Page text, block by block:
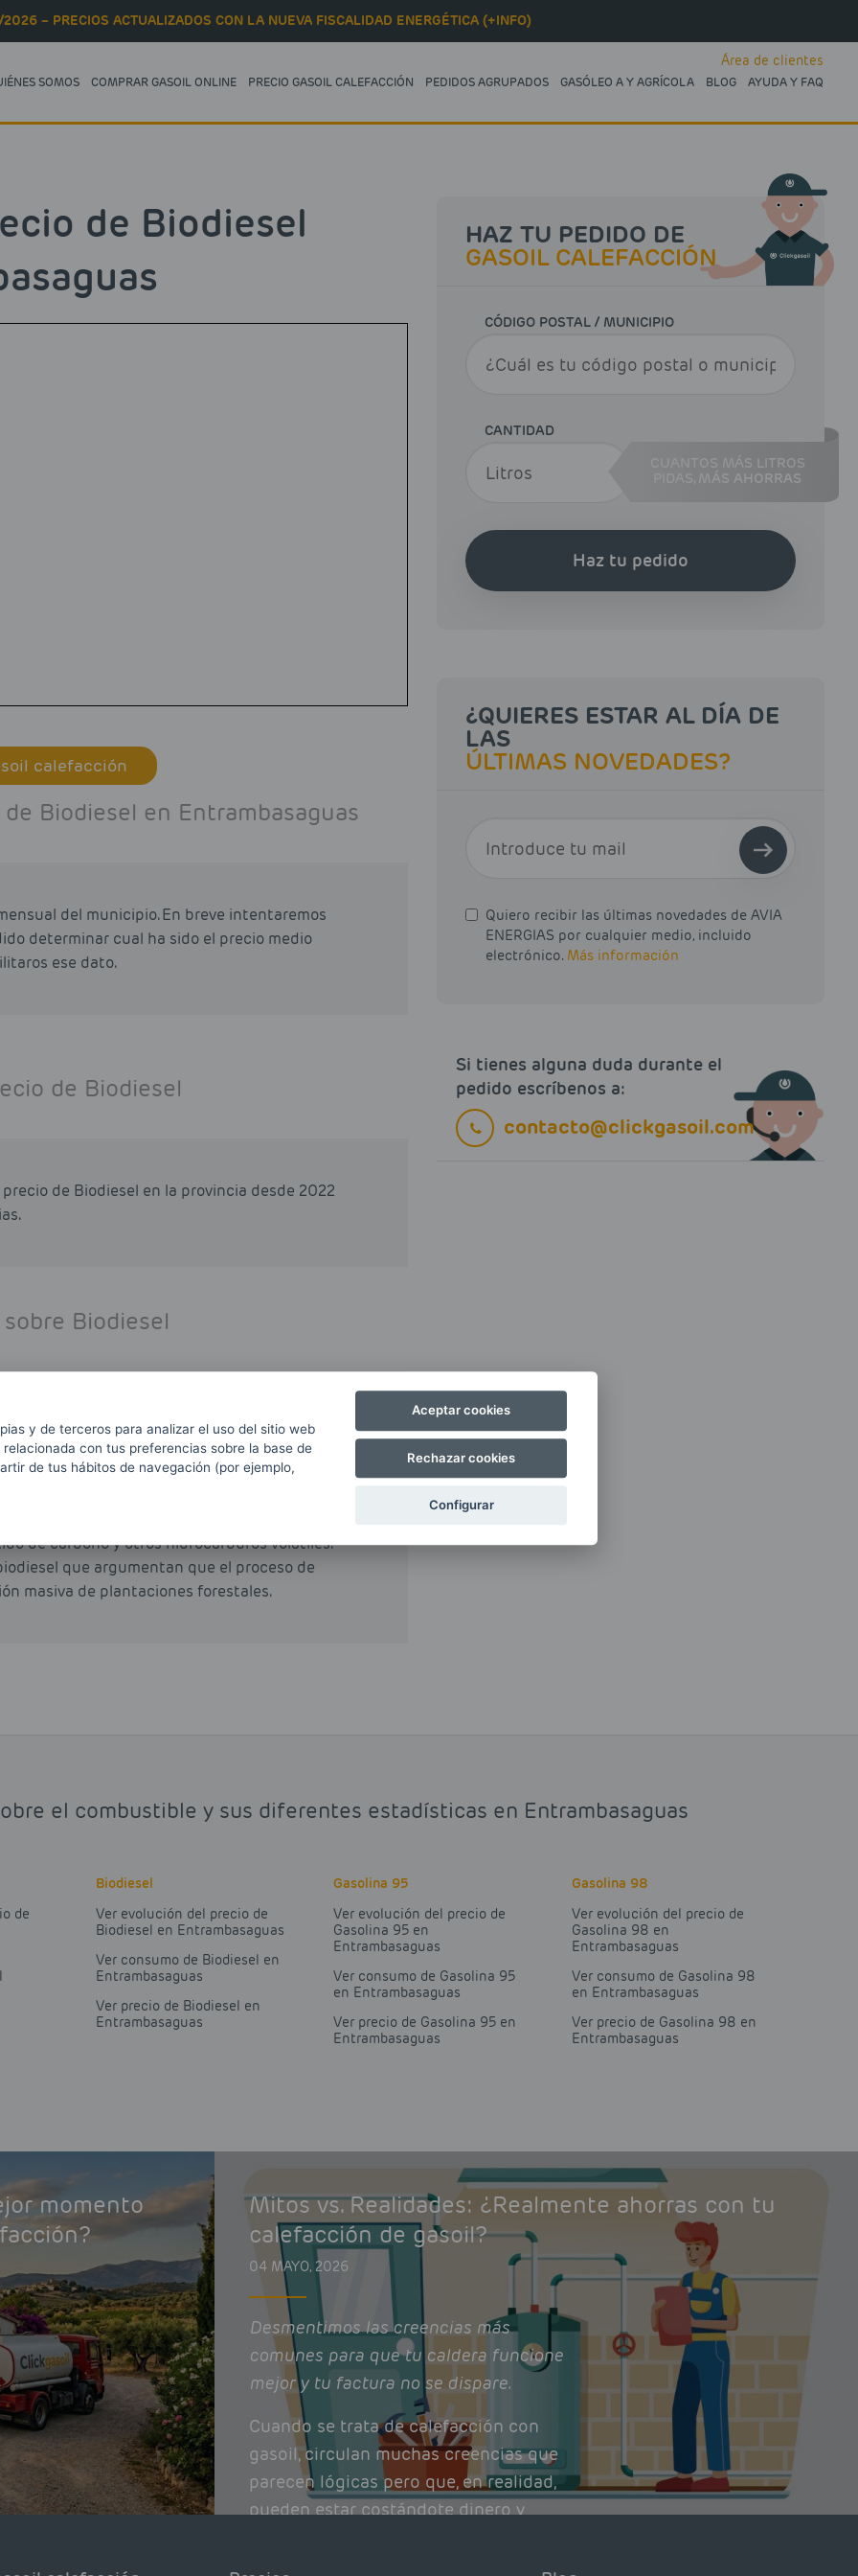
– PRECIOS ACTUALIZADOS CON LA NUEVA FISCALIDAD ENERGÉTICA (+INFO)
SOMOS COMPRAR GASOIL ONLINE PRECIO GASOIL CALEFACCIÓN PEDIDOS AGRUPADOS GASÓLEO A Y AGRÍCOLA BLOG AYUDA Y FAQ
Área de clientes
de Biodiesel
calefacción
Biodiesel en Entrambasaguas
del municipio. En breve intentaremos
determinar cual ha sido el precio medio
ese dato.
de Biodiesel
de Biodiesel en la provincia desde 2022
Biodiesel
de grasas naturales como grasas animales o
industriales de esterificación y
total del petrodiésel o gasóleo obtenido a
de forma muy notable las emisiones
de carbono y otros hidrocarburos volátiles.
que argumentan que el proceso de
masiva de plantaciones forestales.
HAZ TU PEDIDO DE
GASOIL CALEFACCIÓN
CÓDIGO POSTAL / MUNICIPIO
CANTIDAD
CUANTOS MÁS LITROS
MÁS AHORRAS
Haz tu pedido
¿QUIERES ESTAR AL DÍA DE
LAS
ÚLTIMAS NOVEDADES?
Quiero recibir las últimas novedades de AVIA
ENERGIAS por cualquier medio, incluido
electrónico. Más información
Si tienes alguna duda durante el
pedido escríbenos a:
contacto@clickgasoil.com
el combustible y sus diferentes estadísticas en Entrambasaguas
de
Biodiesel
Ver evolución del precio de
Biodiesel en Entrambasaguas
Ver consumo de Biodiesel en
Entrambasaguas
Ver precio de Biodiesel en
Entrambasaguas
Gasolina 95
Ver evolución del precio de
Gasolina 95 en
Entrambasaguas
Ver consumo de Gasolina 95
en Entrambasaguas
Ver precio de Gasolina 95 en
Entrambasaguas
Gasolina 98
Ver evolución del precio de
Gasolina 98 en
Entrambasaguas
Ver consumo de Gasolina 98
en Entrambasaguas
Ver precio de Gasolina 98 en
Entrambasaguas
momento
Mitos vs. Realidades: ¿Realmente ahorras con tu
calefacción de gasoil?
04 MAYO, 2026
Desmentimos las creencias más
comunes para que tu caldera funcione
mejor y tu factura no se dispare.
Cuando se trata de calefacción con
gasoil, circulan muchas creencias que
parecen lógicas pero que, en realidad,
pueden estar costándote dinero y
y de terceros para analizar el uso del sitio web
con tus preferencias sobre la base de
de tus hábitos de navegación (por ejemplo,
Aceptar cookies
Rechazar cookies
Configurar